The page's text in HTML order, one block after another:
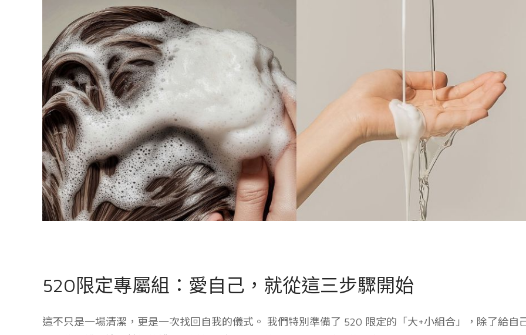
520限定專屬組：愛自己，就從這三步驟開始
這不只是一場清潔，更是一次找回自我的儀式。 我們特別準備了 520 限定的「大+小組合」，除了給自